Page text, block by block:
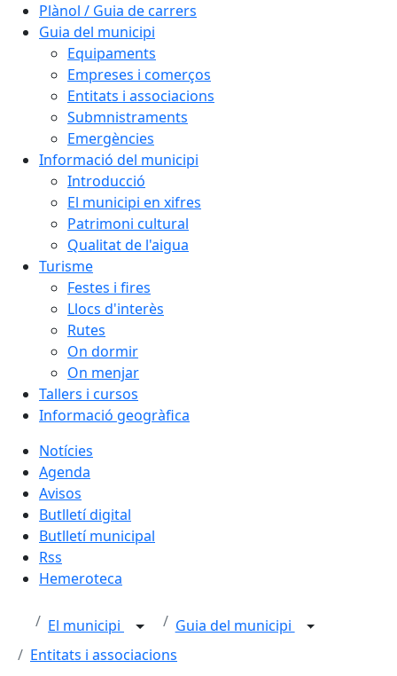
Plànol / Guia de carrers
Guia del municipi
Equipaments
Empreses i comerços
Entitats i associacions
Submnistraments
Emergències
Informació del municipi
Introducció
El municipi en xifres
Patrimoni cultural
Qualitat de l'aigua
Turisme
Festes i fires
Llocs d'interès
Rutes
On dormir
On menjar
Tallers i cursos
Informació geogràfica
Notícies
Agenda
Avisos
Butlletí digital
Butlletí municipal
Rss
Hemeroteca
El municipi
Guia del municipi
Entitats i associacions